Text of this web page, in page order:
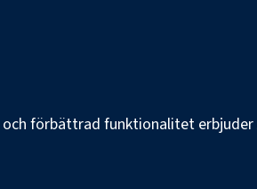
förbättrad funktionalitet